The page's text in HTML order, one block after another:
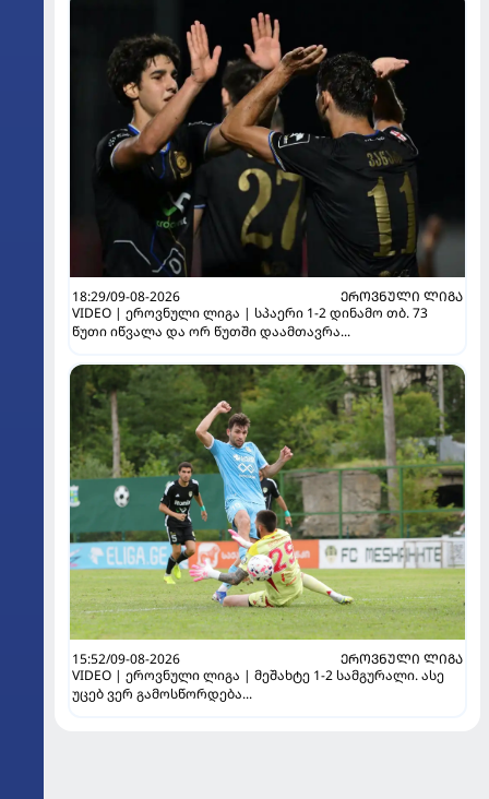
18:29/09-08-2026
ᲔᲠᲝᲕᲜᲣᲚᲘ ᲚᲘᲒᲐ
VIDEO | ეროვნული ლიგა | სპაერი 1-2 დინამო თბ. 73
წუთი იწვალა და ორ წუთში დაამთავრა...
15:52/09-08-2026
ᲔᲠᲝᲕᲜᲣᲚᲘ ᲚᲘᲒᲐ
VIDEO | ეროვნული ლიგა | მეშახტე 1-2 სამგურალი. ასე
უცებ ვერ გამოსწორდება...